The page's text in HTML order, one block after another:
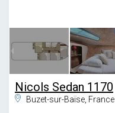
Nicols Sedan 1170
Buzet-sur-Baïse, France